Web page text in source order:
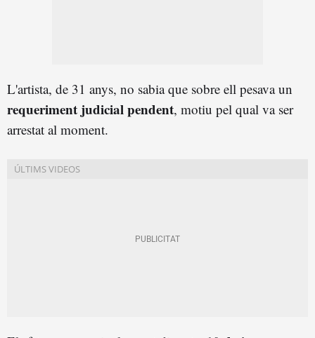
L'artista, de 31 anys, no sabia que sobre ell pesava un
requeriment judicial pendent, motiu pel qual va ser
arrestat al moment.